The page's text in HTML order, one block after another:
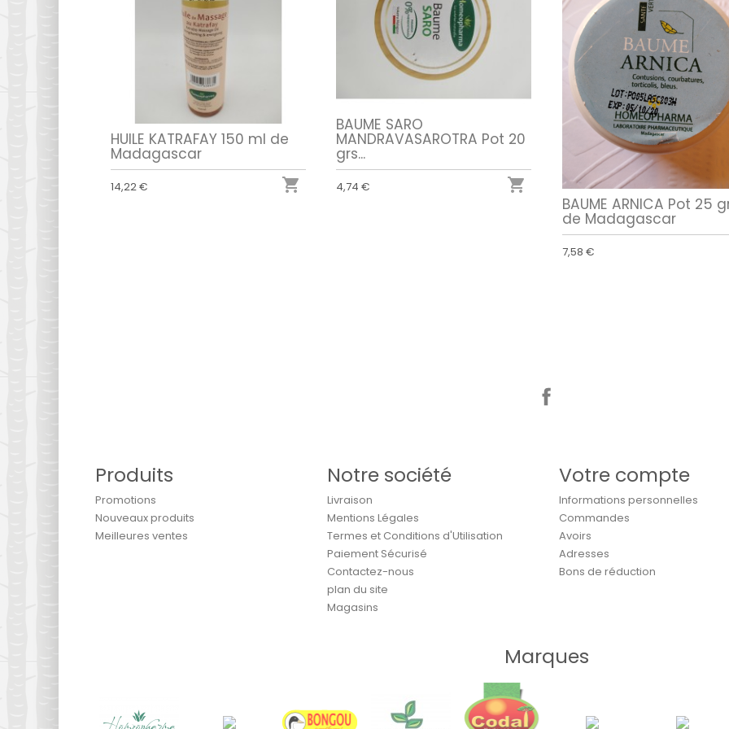
HUILE KATRAFAY 150 ml de
Madagascar
14,22 € 
BAUME SARO
MANDRAVASAROTRA Pot 20
grs...
4,74 €

BAUME ARNICA Pot 25
de Madagascar
7,58 €
Produits
Promotions
Nouveaux produits
Meilleures ventes
Notre société
Livraison
Mentions Légales
Termes et Conditions d'Utilisation
Paiement Sécurisé
Contactez-nous
plan du site
Magasins
Votre compte
Informations personnelles
Commandes
Avoirs
Adresses
Bons de réduction
Marques